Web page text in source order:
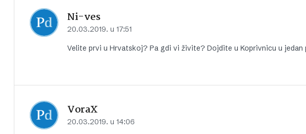
Ni-ves
20.03.2019. u 17:51
Velite prvi u Hrvatskoj? Pa gdi vi živite? Dojdite u Koprivnicu u
VoraX
20.03.2019. u 14:06